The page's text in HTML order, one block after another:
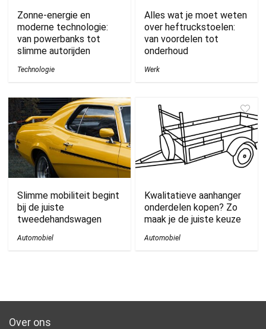
Zonne-energie en
moderne technologie:
van powerbanks tot
slimme autorijden
Technologie
Alles wat je moet weten
over heftruckstoelen:
van voordelen tot
onderhoud
Werk
Slimme mobiliteit begint
bij de juiste
tweedehandswagen
Automobiel
Kwalitatieve aanhanger
onderdelen kopen? Zo
maak je de juiste keuze
Automobiel
Over ons